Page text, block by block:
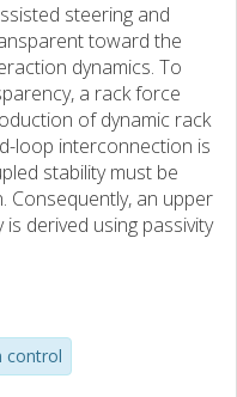
steering and
toward the
dynamics. To
a rack force
of dynamic rack
loop interconnection is
stability must be
Consequently, an upper
derived using passivity
two rack-force
sensors. Experiments
inferior
control